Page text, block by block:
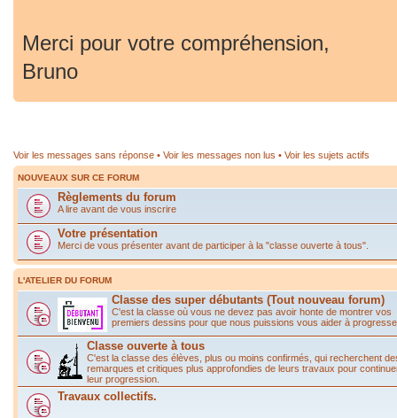
Merci pour votre compréhension,
Bruno
Voir les messages sans réponse • Voir les messages non lus • Voir les sujets actifs
NOUVEAUX SUR CE FORUM
Règlements du forum
A lire avant de vous inscrire
Votre présentation
Merci de vous présenter avant de participer à la "classe ouverte à tous".
L'ATELIER DU FORUM
Classe des super débutants (Tout nouveau forum)
C'est la classe où vous ne devez pas avoir honte de montrer vos
premiers dessins pour que nous puissions vous aider à
Classe ouverte à tous
C'est la classe des élèves, plus ou moins confirmés, qui recherchent
remarques et critiques plus approfondies de leurs travaux pour
leur progression.
Travaux collectifs.